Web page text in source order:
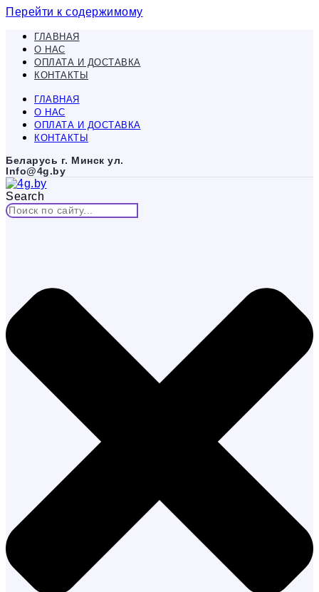
Перейти к содержимому
ГЛАВНАЯ
О НАС
ОПЛАТА И ДОСТАВКА
КОНТАКТЫ
ГЛАВНАЯ
О НАС
ОПЛАТА И ДОСТАВКА
КОНТАКТЫ
Беларусь г. Минск ул.
Info@4g.by
Search